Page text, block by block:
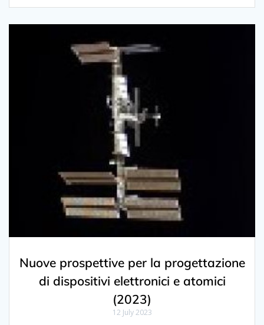
Nuove prospettive per la progettazione
di dispositivi elettronici e atomici
(2023)
12 July 2023